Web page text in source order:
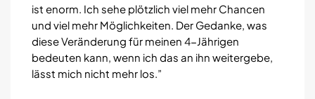
ist enorm. Ich sehe plötzlich viel mehr Chancen
und viel mehr Möglichkeiten. Der Gedanke, was
diese Veränderung für meinen 4-Jährigen
bedeuten kann, wenn ich das an ihn weitergebe,
lässt mich nicht mehr los.”